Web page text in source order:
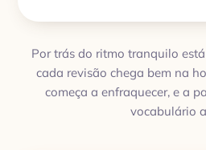
Por trás do ritmo tranquilo
cada revisão chega bem na
começa a enfraquecer, e a
vocabulário